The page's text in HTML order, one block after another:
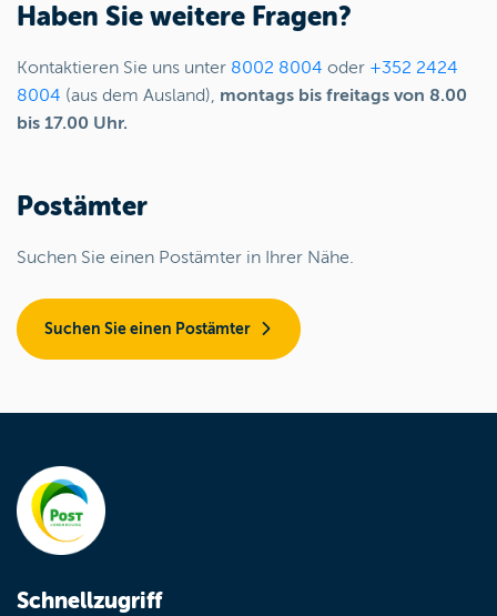
Haben Sie weitere Fragen?
Kontaktieren Sie uns unter 8002 8004 oder +352 2424
8004 (aus dem Ausland), montags bis freitags von 8.00
bis 17.00 Uhr.
Postämter
Suchen Sie einen Postämter in Ihrer Nähe.
Suchen Sie einen Postämter
Schnellzugriff